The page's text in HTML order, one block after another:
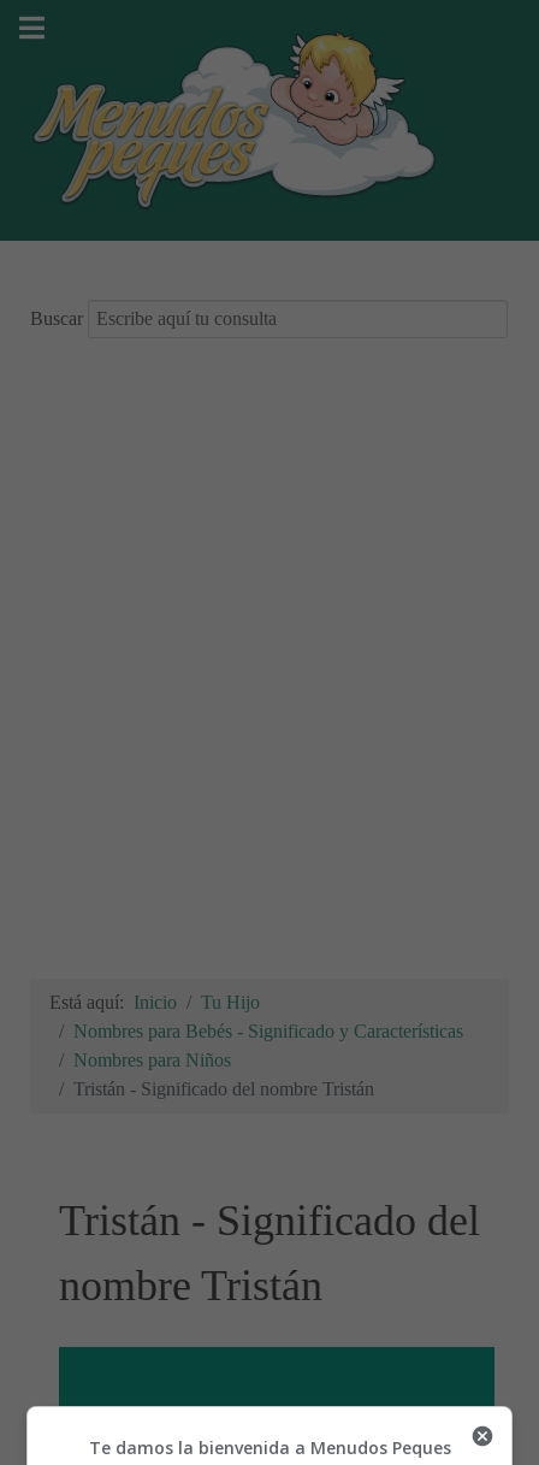
Buscar
Está aquí: Inicio
Tu Hijo
Nombres para Bebés - Significado y Características
Nombres para Niños
Tristán - Significado del nombre Tristán
Tristán - Significado del
nombre Tristán
Te damos la bienvenida a Menudos Peques